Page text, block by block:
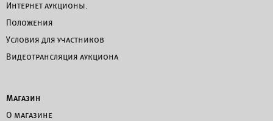
Интернет аукционы.
Положения
Условия для участников
Видеотрансляция аукциона
Магазин
О магазине